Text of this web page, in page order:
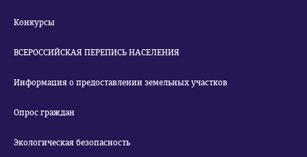
Конкурсы
ВСЕРОССИЙСКАЯ ПЕРЕПИСЬ НАСЕЛЕНИЯ
Информация о предоставлении земельных участков
Опрос граждан
Экологическая безопасность